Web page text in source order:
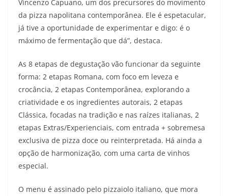
Vincenzo Capuano, um dos precursores do movimento
da pizza napolitana contemporânea. Ele é espetacular,
já tive a oportunidade de experimentar e digo: é o
máximo de fermentação que dá”, destaca.
As 8 etapas de degustação vão funcionar da seguinte
forma: 2 etapas Romana, com foco em leveza e
crocância, 2 etapas Contemporânea, explorando a
criatividade e os ingredientes autorais, 2 etapas
Clássica, focadas na tradição e nas raízes italianas, 2
etapas Extras/Experienciais, com entrada + sobremesa
exclusiva de pizza doce ou reinterpretada. Há ainda a
opção de harmonização, com uma carta de vinhos
especial.
O menu é assinado pelo pizzaiolo italiano, que mora